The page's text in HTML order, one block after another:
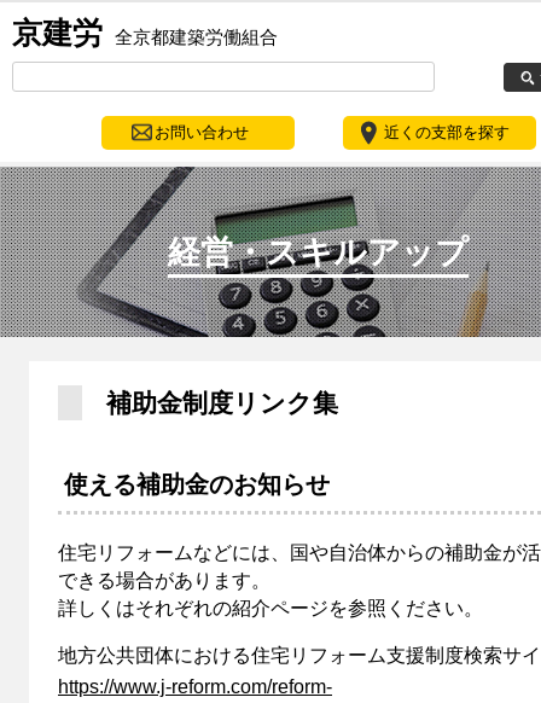
京建労 全京都建築労働組合
お問い合わせ 近くの支部を探す
経営・スキルアップ
補助金制度リンク集
使える補助金のお知らせ
住宅リフォームなどには、国や自治体からの補助金が
できる場合があります。
詳しくはそれぞれの紹介ページを参照ください。
地方公共団体における住宅リフォーム支援制度検索サ
https://www.j-reform.com/reform-